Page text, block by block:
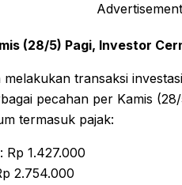
(28/5) Pagi, Investor
transaksi
pecahan per Kamis
termasuk pajak:
Rp 1.427.000
2.754.000